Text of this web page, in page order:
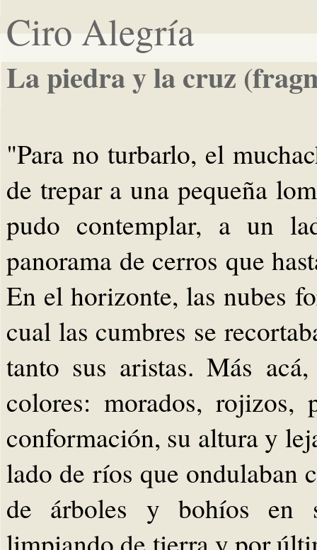
Ciro Alegría
La piedra y la cruz
"Para no turbarlo, el
de trepar a una pequeña
pudo contemplar, a un
panorama de cerros que
En el horizonte, las nubes
cual las cumbres se
tanto sus aristas. Más
colores: morados, rojizos,
conformación, su altura y
lado de ríos que ondulaban
de árboles y bohíos en